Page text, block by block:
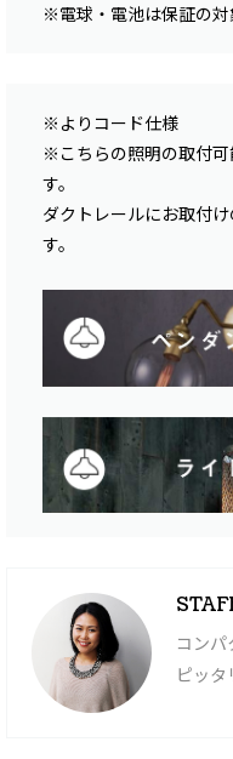
※電球・電池は保証の対
※よりコード仕様
※こちらの照明の取付
す。
ダクトレールにお取付
す。
コン
ピッタ